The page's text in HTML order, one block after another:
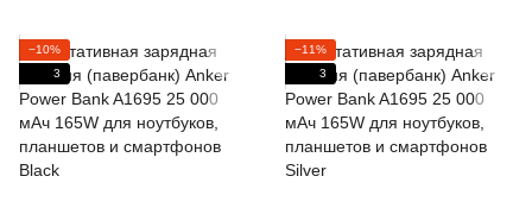
(MagSafe) и Android White
(MagSafe) и Android Black
−10%
3
−11%
3